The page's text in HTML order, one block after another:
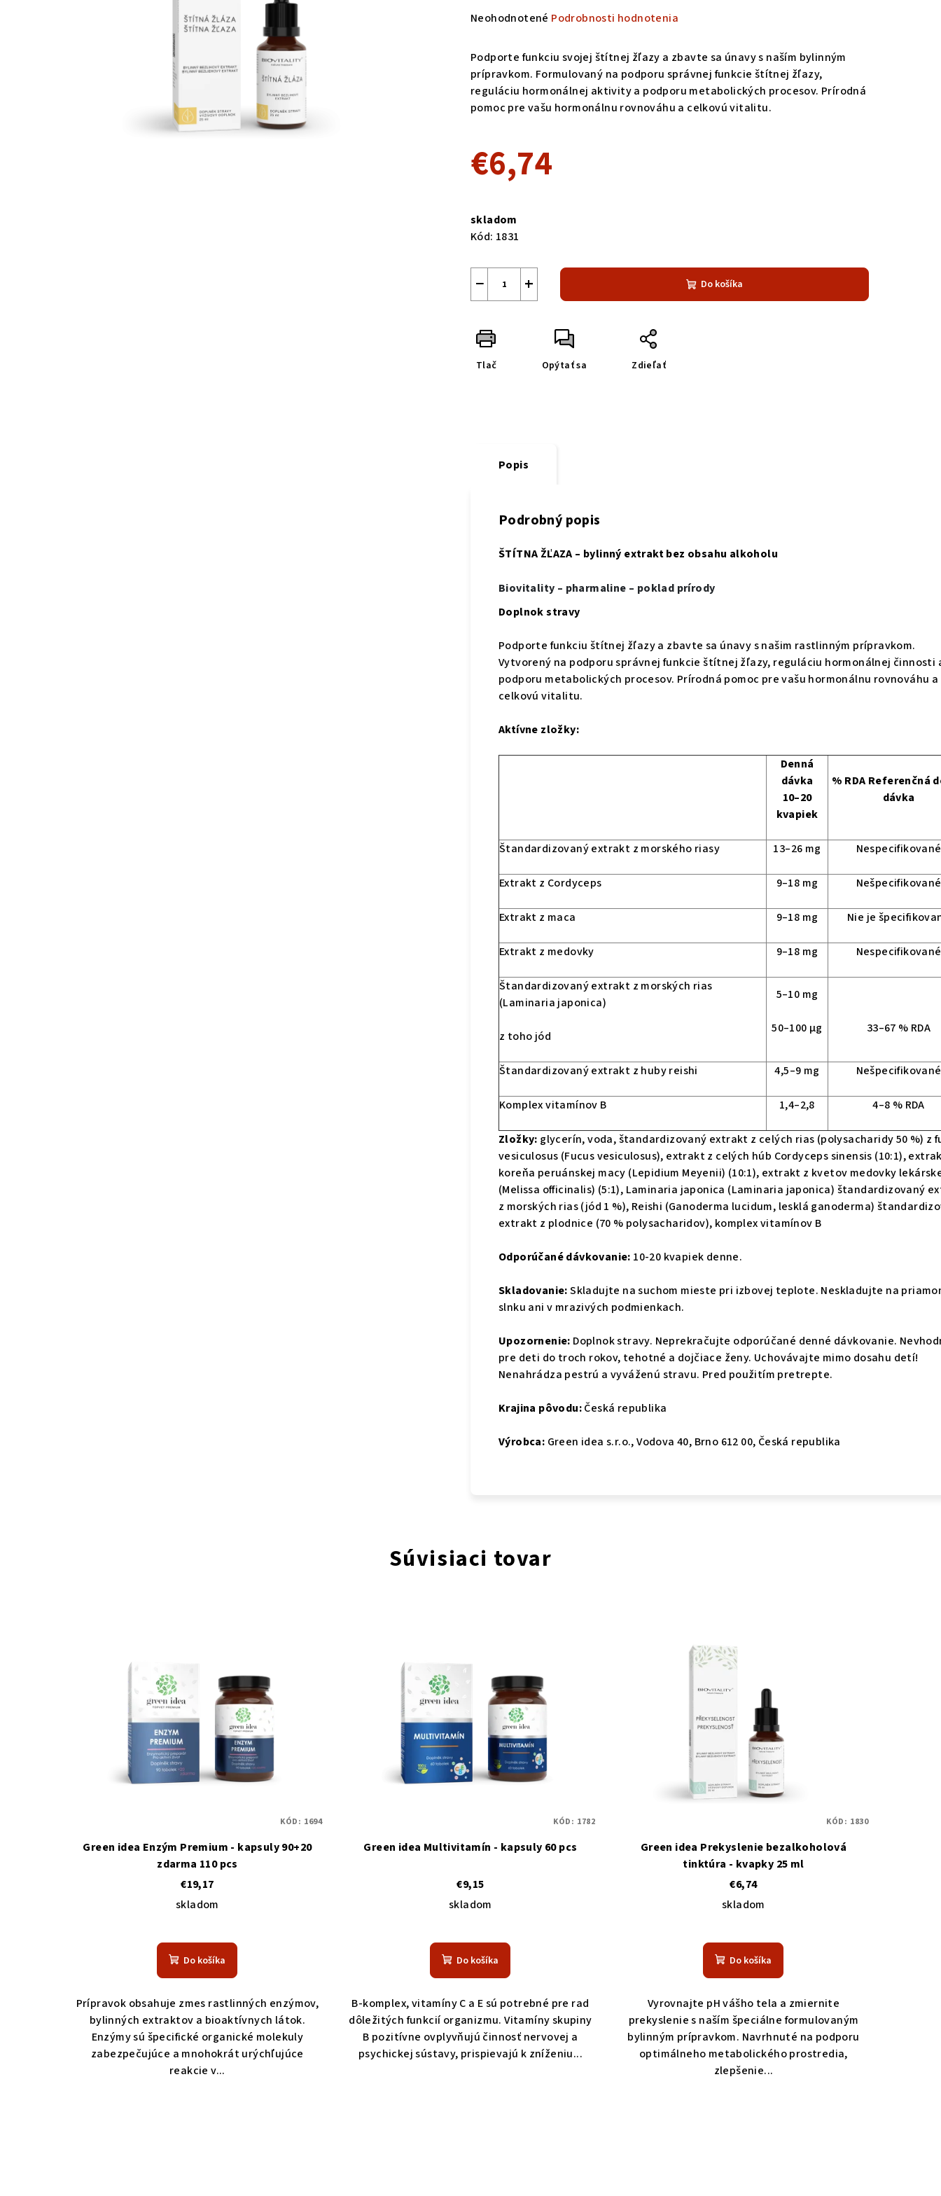
Priemerné
produktu
0,0
5
Neohodnotené Podrobnosti hodnotenia
Podporte funkciu svojej štítnej žľazy a zbavte sa únavy s naším bylinným
prípravkom. Formulovaný na podporu správnej funkcie štítnej žľazy,
reguláciu hormonálnej aktivity a podporu metabolických procesov. Prírodná
pomoc pre vašu hormonálnu rovnováhu a celkovú vitalitu.
€6,74
cena:
skladom
Kód: 1831
+
− Do košíka
Tlač Opýtať sa Zdieľať
Popis
Podrobný popis
ŠTÍTNA ŽĽAZA – bylinný extrakt bez obsahu alkoholu
Biovitality – pharmaline – poklad prírody
Doplnok stravy
Podporte funkciu štítnej žľazy a zbavte sa únavy s našim rastlinným prípravkom.
Vytvorený na podporu správnej funkcie štítnej žľazy, reguláciu hormonálnej činnosti
podporu metabolických procesov. Prírodná pomoc pre vašu hormonálnu rovnováhu a
celkovú vitalitu.
Aktívne zložky:
Denná
dávka
10–20
kvapiek
% RDA Referenčná
dávka
Štandardizovaný extrakt z morského riasy 13–26 mg Nespecifikované
Extrakt z Cordyceps 9–18 mg Nešpecifikované
Extrakt z maca 9–18 mg Nie je
Extrakt z medovky 9–18 mg Nespecifikované
Štandardizovaný extrakt z morských rias
(Laminaria japonica)
z toho jód
5–10 mg
50–100 μg 33–67 % RDA
Štandardizovaný extrakt z huby reishi 4,5–9 mg Nešpecifikované
Komplex vitamínov B 1,4–2,8 4–8 % RDA
Zložky: glycerín, voda, štandardizovaný extrakt z celých rias (polysacharidy 50 %) z
vesiculosus (Fucus vesiculosus), extrakt z celých húb Cordyceps sinensis (10:1),
koreňa peruánskej macy (Lepidium Meyenii) (10:1), extrakt z kvetov medovky
(Melissa officinalis) (5:1), Laminaria japonica (Laminaria japonica) štandardizovaný
z morských rias (jód 1 %), Reishi (Ganoderma lucidum, lesklá ganoderma)
extrakt z plodnice (70 % polysacharidov), komplex vitamínov B
Odporúčané dávkovanie: 10-20 kvapiek denne.
Skladovanie:Skladujte na suchom mieste pri izbovej teplote. Neskladujte na
slnku ani v mrazivých podmienkach.
Upozornenie: Doplnok stravy. Neprekračujte odporúčané denné dávkovanie.
pre deti do troch rokov, tehotné a dojčiace ženy. Uchovávajte mimo dosahu detí!
Nenahrádza pestrú a vyváženú stravu. Pred použitím pretrepte.
Krajina pôvodu:Česká republika
Výrobca: Green idea s.r.o., Vodova 40, Brno 612 00, Česká republika
Súvisiaci tovar
Green idea Enzým Premium - kapsuly 90+20
zdarma 110 pcs
€19,17
skladom
Do košíka
Prípravok obsahuje zmes rastlinných enzýmov,
bylinných extraktov a bioaktívnych látok.
Enzýmy sú špecifické organické molekuly
zabezpečujúce a mnohokrát urýchľujúce
reakcie v...
KÓD: 1694
Green idea Multivitamín - kapsuly 60 pcs
€9,15
skladom
Do košíka
B-komplex, vitamíny C a E sú potrebné pre rad
dôležitých funkcií organizmu. Vitamíny skupiny
B pozitívne ovplyvňujú činnosť nervovej a
psychickej sústavy, prispievajú k zníženiu...
KÓD: 1782
Green idea Prekyslenie bezalkoholová
tinktúra - kvapky 25 ml
€6,74
skladom
Do košíka
Vyrovnajte pH vášho tela a zmiernite
prekyslenie s naším špeciálne formulovaným
bylinným prípravkom. Navrhnuté na podporu
optimálneho metabolického prostredia,
zlepšenie...
KÓD: 1830